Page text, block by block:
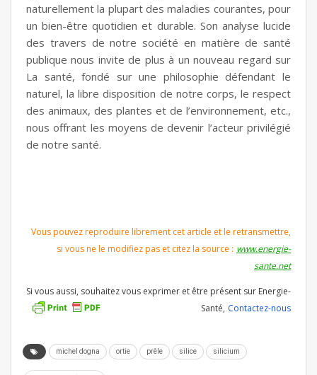
naturellement la plupart des maladies courantes, pour
un bien-être quotidien et durable. Son analyse lucide
des travers de notre société en matière de santé
publique nous invite de plus à un nouveau regard sur
La santé, fondé sur une philosophie défendant le
naturel, la libre disposition de notre corps, le respect
des animaux, des plantes et de l’environnement, etc.,
nous offrant les moyens de devenir l’acteur privilégié
de notre santé.
Vous pouvez reproduire librement cet article et le retransmettre,
si vous ne le modifiez pas et citez la source : www.energie-
sante.net
Si vous aussi, souhaitez vous exprimer et être présent sur Energie-
Santé, Contactez-nous
michel dogna ortie prêle silice silicium